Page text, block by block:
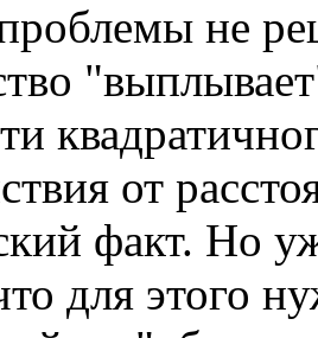
не
от
факт. Но
для этого